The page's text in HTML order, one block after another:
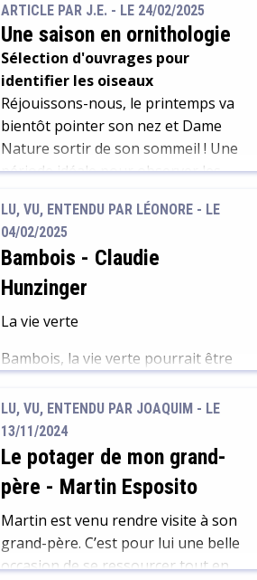
prolixe mais exigeante, la poétesse
a défié bien des […]
d’oiseaux et petits mammifères
nichant au creux de ses branches,
en passant par ses feuilles mortes
nourrissant la mycorhize en son
sol, c’est une vie multiple et
précieuse que nous fait découvrir
cet arbre-monde.
ARTICLE PAR J.E. - LE 24/02/2025
Une saison en ornithologie
Sélection d'ouvrages pour
identifier les oiseaux
Réjouissons-nous, le printemps va
bientôt pointer son nez et Dame
Nature sortir de son sommeil ! Une
période idéale pour observer les
cette saison : retour des
migrateurs, chants d’amour,
nidification… Pour admirer au
mieux leur grande diversité, la
sélection d’ouvrages récents qui
permettra aux ornithologues
amateurs de reconnaître en un
ramage ou ce plumage…
LU, VU, ENTENDU PAR LÉONORE - LE
04/02/2025
Bambois - Claudie
Hunzinger
La vie verte
Bambois, la vie verte pourrait être
d’un retour à la terre d’un couple
de soixante-huitards dans les
années 1970. Mais, c’est en 1964
que le récit commence, et avec lui
l’exploration d’un nouveau rapport
à la nature. Le texte est un carnet
de bord. Mélu(Claudie) et
Pagel(Francis) écrivent à deux […]
LU, VU, ENTENDU PAR JOAQUIM - LE
13/11/2024
Le potager de mon grand-
père - Martin Esposito
Martin est venu rendre visite à son
grand-père. C’est pour lui une belle
occasion de se ressourcer tout en